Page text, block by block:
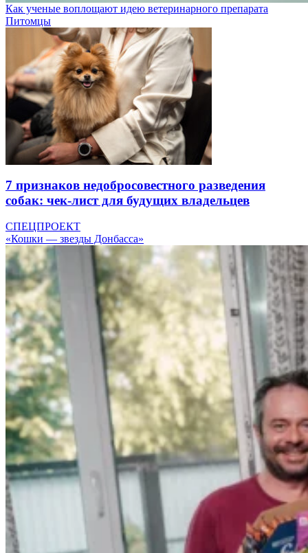
Как ученые воплощают идею ветеринарного препарата
Питомцы
7 признаков недобросовестного разведения
собак: чек-лист для будущих владельцев
СПЕЦПРОЕКТ
«Кошки — звезды Донбасса»